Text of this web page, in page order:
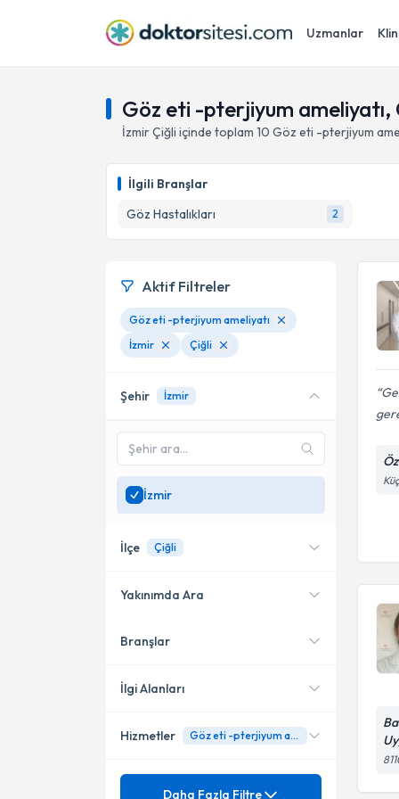
Uzmanlar
Göz eti -pterjiyum ameliyatı,
İzmirÇiğli içinde toplam 10 Göz eti -pterjiyum
İlgili Branşlar
Göz Hastalıkları
2
Aktif Filtreler
Göz eti -pterjiyum ameliyatı
İzmir
Çiğli
Şehir İzmir
İzmir
İlçe Çiğli
Konak
Buca
Yakınımda Ara
Konumuma yakın uzmanları
Branşlar
Göz Hastalıkları
İlgi Alanları
Anti Vegf
Hizmetler Göz eti -pterjiyum ameliyatı
Mezuniyet
Daha Fazla Filtre